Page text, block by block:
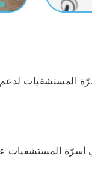
المستشفيات لدعم
أسرّة